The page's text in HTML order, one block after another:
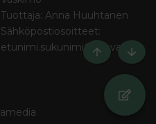
Tuottaja: Anna Huuhtanen
Sähköpostiosoitteet:
etunimi.sukunimi@otava.fi
Ylös